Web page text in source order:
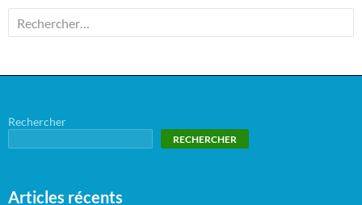
Rechercher
RECHERCHER
Articles récents